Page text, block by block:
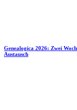
Genealogica 2026: Zwei
Austausch